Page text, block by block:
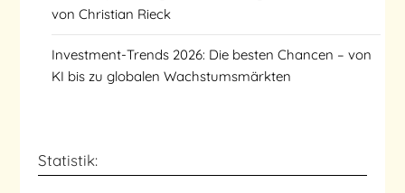
von Christian Rieck
Investment-Trends 2026: Die besten Chancen – von
KI bis zu globalen Wachstumsmärkten
Statistik: